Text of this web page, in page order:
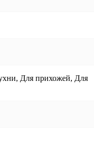
Для прихожей, Для